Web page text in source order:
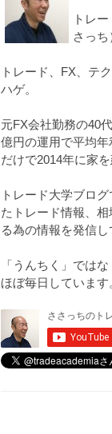
トレ
さっち
トレード、FX、テ
ハゲ。
元FX会社勤務の40
億円の運用で平均
だけで2014年に家を
トレード大学ブロ
たトレード情報、
る為の情報を発信し
「うんちく」では
ほぼ毎日しています